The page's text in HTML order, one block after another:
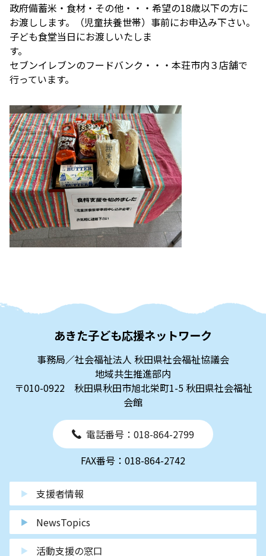
政府備蓄米・食材・その他・・・希望の18歳以下の方に
お渡しします。（児童扶養世帯）事前にお申込み下さい。
子ども食堂当日にお渡しいたしま
す
セブンイレブンのフードバンク・・・本荘市内３店舗で
行っています。
あきた子ども応援ネットワーク
事務局／社会福祉法人 秋田県社会福祉協議会
地域共生推進部内
〒010-0922 秋田県秋田市旭北栄町1-5 秋田県社会福祉
会館
電話番号：018-864-2799
FAX番号：018-864-2742
支援者情報
NewsTopics
活動支援の窓口